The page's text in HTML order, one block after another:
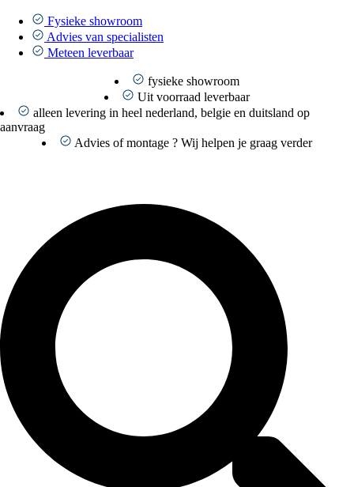
naar
inhoud
Fysieke showroom
Advies van specialisten
Meteen leverbaar
fysieke showroom
Uit voorraad leverbaar
alleen levering in heel nederland, belgie en duitsland op
aanvraag
Advies of montage ? Wij helpen je graag verder